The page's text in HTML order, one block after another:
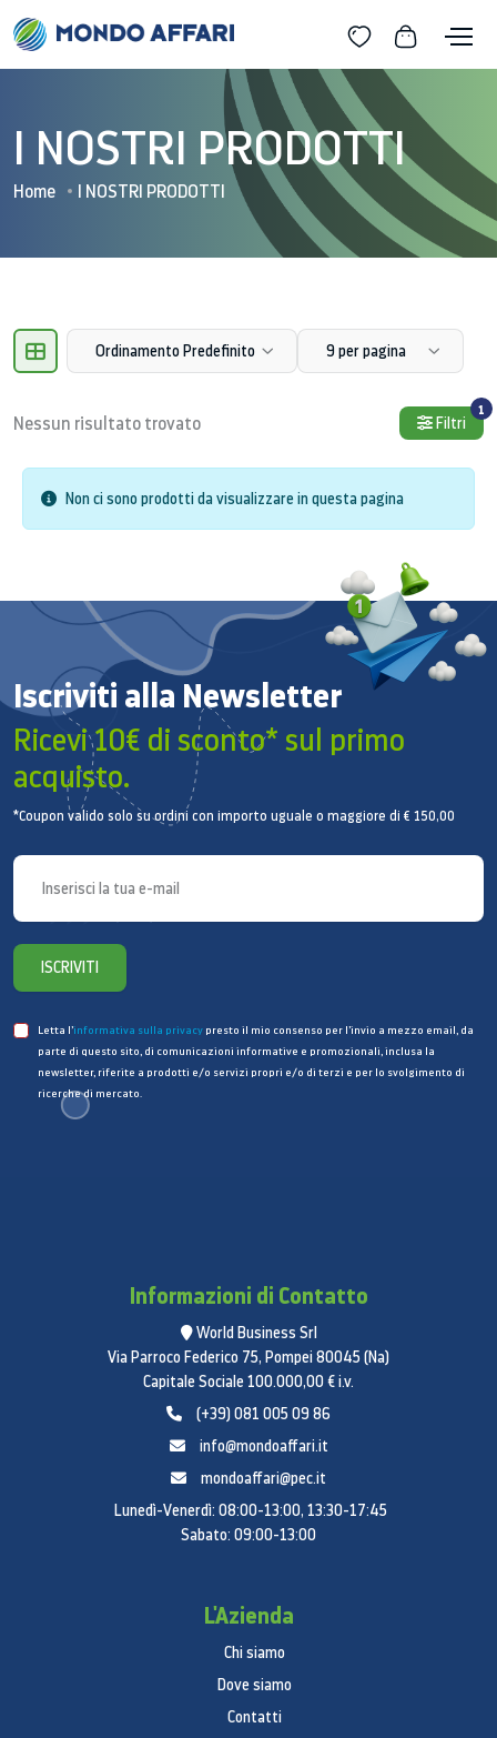
I NOSTRI PRODOTTI
Home I NOSTRI PRODOTTI
Ordinamento Predefinito 9 per pagina
Nessun risultato trovato Filtri
1
Non ci sono prodotti da visualizzare in questa pagina
Iscriviti alla Newsletter
Ricevi 10€ di sconto* sul primo
acquisto.
*Coupon valido solo su ordini con importo uguale o maggiore di € 150,00
ISCRIVITI
Letta l’informativa sulla privacy presto il mio consenso per l’invio a mezzo email, da
parte di questo sito, di comunicazioni informative e promozionali, inclusa la
newsletter, riferite a prodotti e/o servizi propri e/o di terzi e per lo svolgimento di
ricerche di mercato.
Informazioni di Contatto
World Business Srl
Via Parroco Federico 75, Pompei 80045 (Na)
Capitale Sociale 100.000,00 € i.v.
(+39) 081 005 09 86
info@mondoaffari.it
mondoaffari@pec.it
Lunedì-Venerdì: 08:00-13:00, 13:30-17:45
Sabato: 09:00-13:00
L'Azienda
Chi siamo
Dove siamo
Contatti